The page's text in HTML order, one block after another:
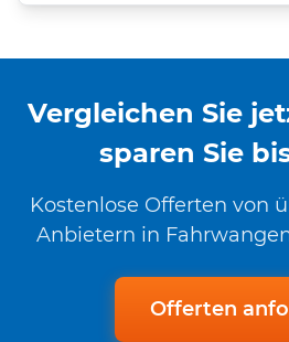
Vergleichen Sie
sparen Sie
Kostenlose Offerten von
Anbietern in
Offerten